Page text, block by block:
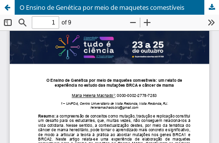
O Ensino de Genética por meio de maquetes comestíveis